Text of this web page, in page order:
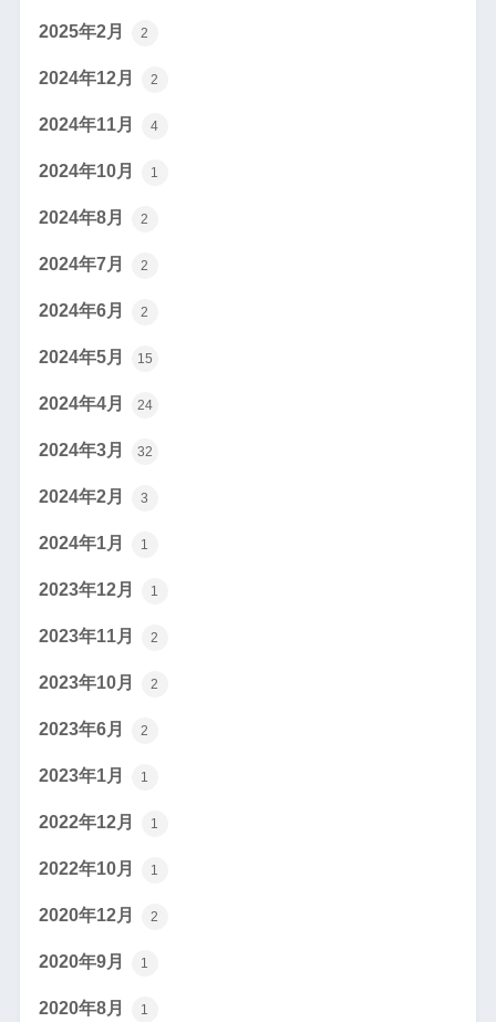
2025年2月 2
2024年12月 2
2024年11月 4
2024年10月 1
2024年8月 2
2024年7月 2
2024年6月 2
2024年5月 15
2024年4月 24
2024年3月 32
2024年2月 3
2024年1月 1
2023年12月 1
2023年11月 2
2023年10月 2
2023年6月 2
2023年1月 1
2022年12月 1
2022年10月 1
2020年12月 2
2020年9月 1
2020年8月 1